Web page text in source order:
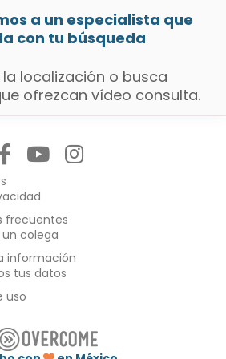
a un especialista que
con tu búsqueda
localización o busca
ofrezcan vídeo consulta.
frecuentes
colega
información
tus datos
uso